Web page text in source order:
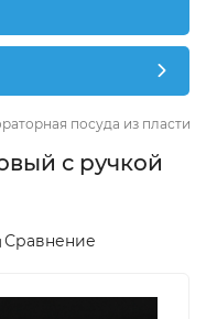
посуда из пластика
с ручкой
Сравнение